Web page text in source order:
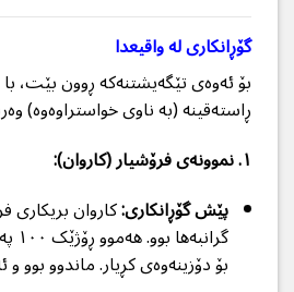
گۆڕانکاری لە واقیعدا
بۆ ئەوەی تێگەیشتنەکە ڕوون بێت،
ڕاستەقینە (بە ناوی خواستراوەوە)
١. نموونەی فرۆشیار (کاروان):
پێش گۆڕانکاری:کاروان بریکاری
بۆ دۆزینەوەی کڕیار. ماندوو بوو